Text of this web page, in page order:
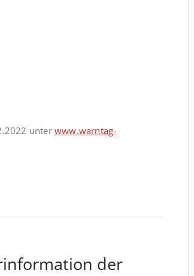
unterwww.warntag-
der